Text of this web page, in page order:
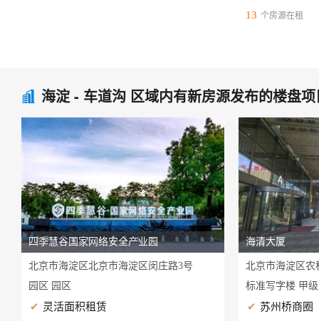
13 个房源在租
 海淀 - 车道沟 区域内有新房源发布的楼盘
四季慧谷国家网络安全产业园
北京市海淀区北京市海淀区闵庄路3号
园区 园区
灵活面积租赁
海清大厦
北京市海淀区农
标准写字楼 甲
苏州桥商圈